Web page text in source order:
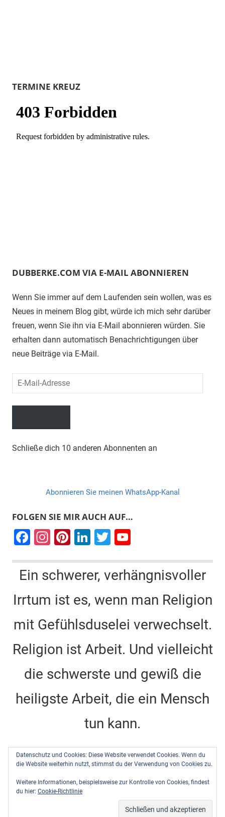
TERMINE KREUZ
DUBBERKE.COM VIA E-MAIL ABONNIEREN
Wenn Sie immer auf dem Laufenden sein wollen, was es
Neues in meinem Blog gibt, würde ich mich sehr darüber
freuen, wenn Sie ihn via E-Mail abonnieren würden. Sie
erhalten dann automatisch Benachrichtigungen über
neue Beiträge via E-Mail.
Mail-
Adresse
Schließe dich 10 anderen Abonnenten an
Abonnieren Sie meinen WhatsApp-Kanal
FOLGEN SIE MIR AUCH AUF…
F
c
e
b
o
o
k
In
a
gr
a
m
Pi
er
e
st
Li
k
e
dI
n
T
tt
er
u
T
u
b
e
C
h
a
n
el
Ein schwerer, verhängnisvoller
Irrtum ist es, wenn man Religion
mit Gefühlsduselei verwechselt.
Religion ist Arbeit. Und vielleicht
die schwerste und gewiß die
heiligste Arbeit, die ein Mensch
tun kann.
Dietrich Bonhoeffer -Barcelona, Berlin, Amerika
1928-1931, DBW Band 10, Seite 484
Datenschutz und Cookies: Diese Website verwendet Cookies. Wenn du
die Website weiterhin nutzt, stimmst du der Verwendung von Cookies zu.
Weitere Informationen, beispielsweise zur Kontrolle von Cookies, findest
du hier: Cookie-Richtlinie